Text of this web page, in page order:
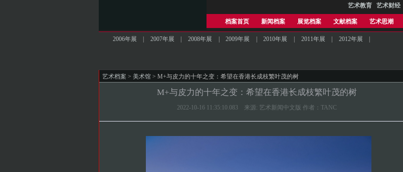
艺术教育 艺术财经
档案首页 新闻档案 展览档案 文献档案 艺术思潮
2006年展 2007年展 2008年展 2009年展 2010年展 2011年展 2012年展
艺术档案 > 美术馆 > M+与皮力的十年之变：希望在香港长成枝繁叶茂的树
M+与皮力的十年之变：希望在香港长成枝繁叶茂的树
2022-10-16 11:35:10.083 来源: 艺术新闻中文版 作者：TANC